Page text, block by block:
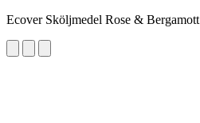
Ecover Sköljmedel Rose & Bergamott